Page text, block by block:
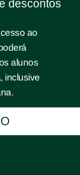
descontos
ao
alunos
inclusive